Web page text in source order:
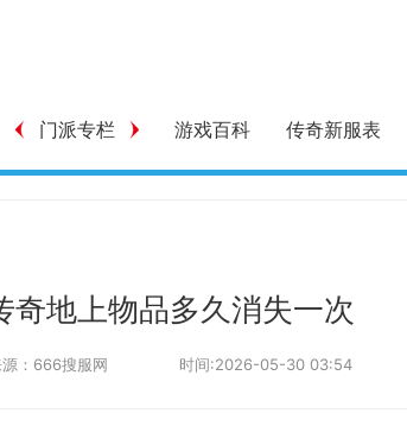
门派专栏 游戏百科 传奇新服表
奇地上物品多久消失一次
：666搜服网 时间:2026-05-30 03:54